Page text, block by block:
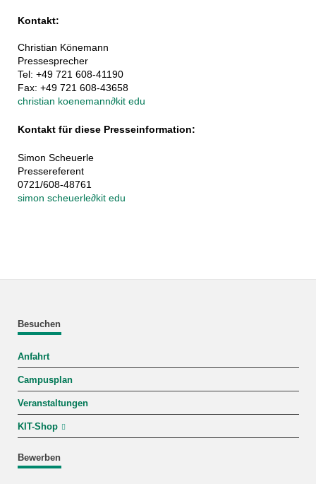
Kontakt:
Christian Könemann
Pressesprecher
Tel: +49 721 608-41190
Fax: +49 721 608-43658
christian koenemann∂kit edu
Kontakt für diese Presseinformation:
Simon Scheuerle
Pressereferent
0721/608-48761
simon scheuerle∂kit edu
Besuchen
Anfahrt
Campusplan
Veranstaltungen
KIT-Shop
Bewerben